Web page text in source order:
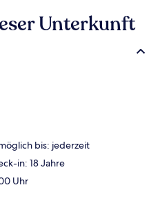
Unterkunft
bis: jederzeit
in: 18 Jahre
Uhr